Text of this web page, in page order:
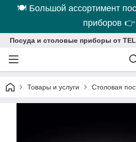
🍽 Большой ассортимент
приборов 👉
Посуда и столовые приборы от
Товары и услуги Столовая